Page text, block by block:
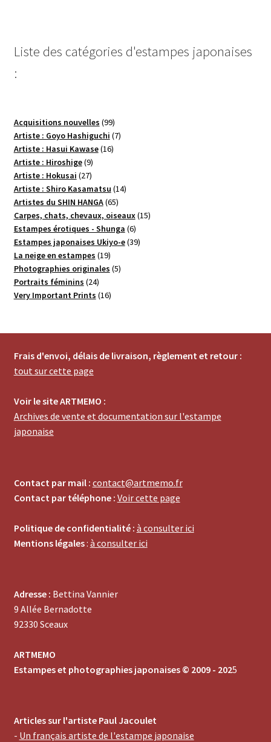
Liste des catégories d'estampes japonaises
:
Acquisitions nouvelles 9999
produits
Artiste : Goyo Hashiguchi 77
Artiste : Hasui Kawase 1616
Artiste : Hiroshige 99
produits
Artiste : Hokusai 2727
produits
Artiste : Shiro Kasamatsu 1414
Artistes du SHIN HANGA 6565
produits
Carpes, chats, chevaux, oiseaux 1515
Estampes érotiques - Shunga 66
produits
Estampes japonaises Ukiyo-e 3939
La neige en estampes 1919
produits
Photographies originales 55
Portraits féminins 2424
produits
Very Important Prints 1616
Frais d'envoi, délais de livraison, règlement et retour :
tout sur cette page
Voir le site ARTMEMO :
Archives de vente et documentation sur l'estampe
japonaise
Contact par mail : contact@artmemo.fr
Contact par téléphone : Voir cette page
Politique de confidentialité : à consulter ici
Mentions légales: à consulter ici
Adresse : Bettina Vannier
9 Allée Bernadotte
92330 Sceaux
ARTMEMO
Estampes et photographies japonaises © 2009 - 2025
Articles sur l'artiste Paul Jacoulet
- Un français artiste de l'estampe japonaise